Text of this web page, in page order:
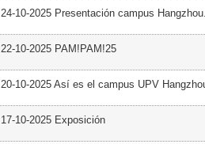
24-10-2025 Presentación campus
22-10-2025 PAM!PAM!25
20-10-2025 Así es el campus UPV
17-10-2025 Exposición